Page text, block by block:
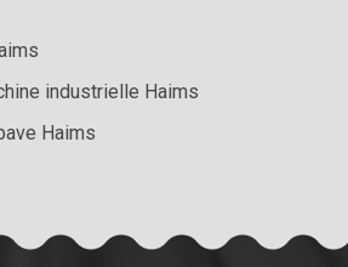
industrielle Haims
Haims